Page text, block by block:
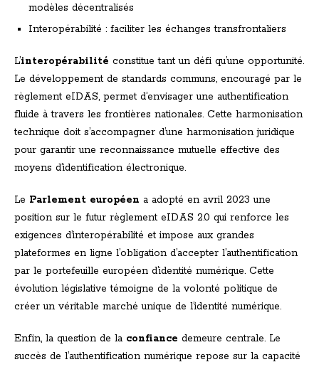
modèles décentralisés
Interopérabilité : faciliter les échanges transfrontaliers
L’interopérabilité constitue tant un défi qu’une opportunité.
Le développement de standards communs, encouragé par le
règlement eIDAS, permet d’envisager une authentification
fluide à travers les frontières nationales. Cette harmonisation
technique doit s’accompagner d’une harmonisation juridique
pour garantir une reconnaissance mutuelle effective des
moyens d’identification électronique.
Le Parlement européen a adopté en avril 2023 une
position sur le futur règlement eIDAS 2.0 qui renforce les
exigences d’interopérabilité et impose aux grandes
plateformes en ligne l’obligation d’accepter l’authentification
par le portefeuille européen d’identité numérique. Cette
évolution législative témoigne de la volonté politique de
créer un véritable marché unique de l’identité numérique.
Enfin, la question de la confiance demeure centrale. Le
succès de l’authentification numérique repose sur la capacité